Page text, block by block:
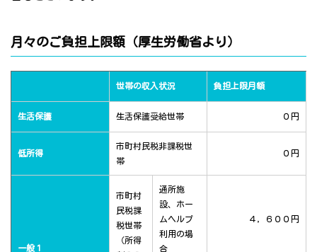
月々のご負担上限額（厚生労働省より）
世帯の収入状況 負担上限月額
生活保護 生活保護受給世帯 ０円
低所得
市町村民税非課税世
帯
０円
一般１
市町村
民税課
税世帯
（所得
通所施
設、ホー
ムヘルプ
利用の場
合
４，６００円